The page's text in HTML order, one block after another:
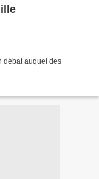
débat auquel des